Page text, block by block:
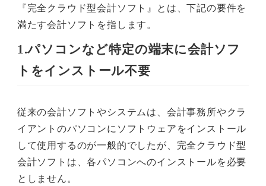
『完全クラウド型会計ソフト』とは、下記の要件を
満たす会計ソフトを指します。
1.パソコンなど特定の端末に会計ソフ
トをインストール不要
従来の会計ソフトやシステムは、会計事務所やクラ
イアントのパソコンにソフトウェアをインストール
して使用するのが一般的でしたが、完全クラウド型
会計ソフトは、各パソコンへのインストールを必要
としません。